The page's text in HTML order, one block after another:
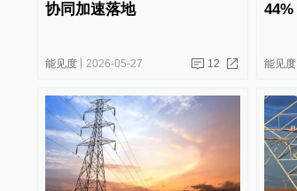
协同加速落地
能见度 2026-05-27 12
44%
能见度